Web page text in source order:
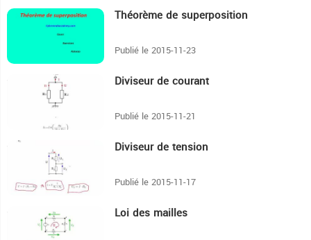
7:26 Théorème de superposition
Publié le 2015-11-23
Diviseur de courant
Publié le 2015-11-21
Diviseur de tension
Publié le 2015-11-17
Loi des mailles